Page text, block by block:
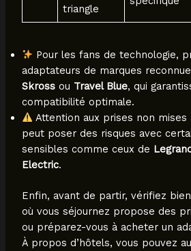
triangle
Pour les fans de technologie,
adaptateurs de marques
Skrossou Travel Blue, qui
compatibilité optimale.
Attention aux prises non
peut poser des risques avec
sensibles comme ceux de
Electric.
Enfin, avant de partir, vérifiez
où vous séjournez propose des
ou préparez-vous à acheter un
À propos d’hôtels, vous pouvez